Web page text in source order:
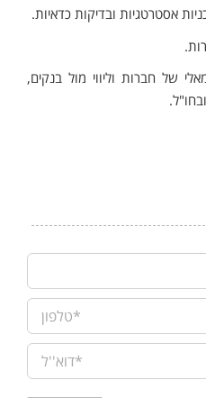
אסטרטגיות ובדיקות כדאיות.
של חברות וליווי מול בנקים,